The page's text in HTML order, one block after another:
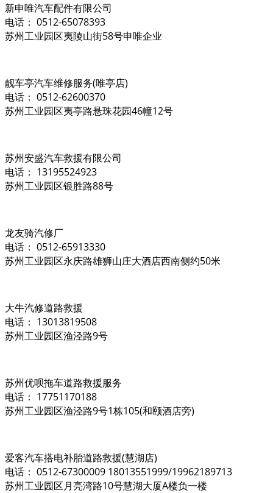
新申唯汽车配件有限公司
电话： 0512-65078393
苏州工业园区夷陵山街58号申唯企业
靓车亭汽车维修服务(唯亭店)
电话： 0512-62600370
苏州工业园区夷亭路悬珠花园46幢12号
苏州安盛汽车救援有限公司
电话： 13195524923
苏州工业园区银胜路88号
龙友骑汽修厂
电话： 0512-65913330
苏州工业园区永庆路雄狮山庄大酒店西南侧约50米
大牛汽修道路救援
电话： 13013819508
苏州工业园区渔泾路9号
苏州优呗拖车道路救援服务
电话： 17751170188
苏州工业园区渔泾路9号1栋105(和颐酒店旁)
爱客汽车搭电补胎道路救援(慧湖店)
电话： 0512-67300009 18013551999/19962189713
苏州工业园区月亮湾路10号慧湖大厦A楼负一楼